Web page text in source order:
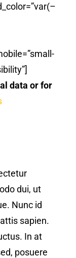
data or for
dui, ut
Nunc id
sapien.
In at
posuere